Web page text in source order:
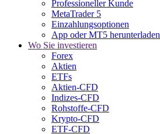
Professioneller Kunde
MetaTrader 5
Einzahlungsoptionen
App oder MT5 herunterladen
Wo Sie investieren
Forex
Aktien
ETFs
Aktien-CFD
Indizes-CFD
Rohstoffe-CFD
Krypto-CFD
ETF-CFD